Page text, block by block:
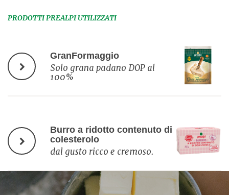
PRODOTTI PREALPI UTILIZZATI
GranFormaggio
Solo grana padano DOP al
100%
Burro a ridotto contenuto di
colesterolo
dal gusto ricco e cremoso.